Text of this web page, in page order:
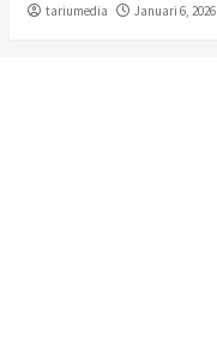
tariumedia Januari 6, 2026